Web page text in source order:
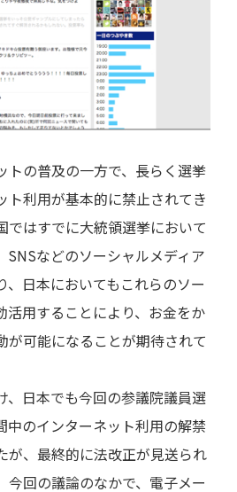
トの普及の一方で、長らく選挙
ト利用が基本的に禁止されてき
ではすでに大統領選挙において
SNSなどのソーシャルメディア
、日本においてもこれらのソー
活用することにより、お金をか
が可能になることが期待されて
、日本でも今回の参議院議員選
中のインターネット利用の解禁
が、最終的に法改正が見送られ
今回の議論のなかで、電子メー